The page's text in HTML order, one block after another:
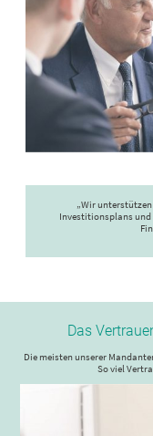
„Wir
Investitionsplans
Das
Die meisten unserer
So viel